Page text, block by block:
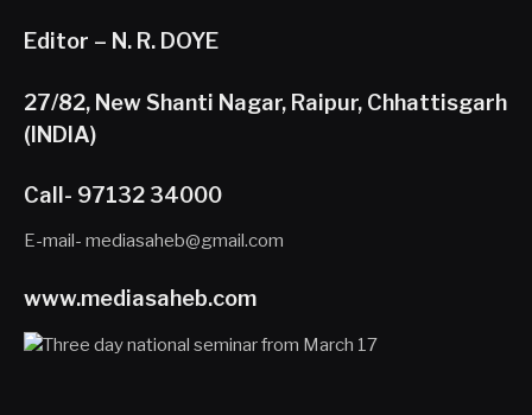
Editor – N. R. DOYE
27/82, New Shanti Nagar, Raipur, Chhattisgarh
(INDIA)
Call- 97132 34000
E-mail- mediasaheb@gmail.com
www.mediasaheb.com